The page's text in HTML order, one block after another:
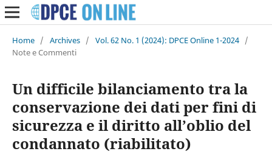
Home / Archives / Vol. 62 No. 1 (2024): DPCE Online 1-2024 /
Note e Commenti
Un difficile bilanciamento tra la
conservazione dei dati per fini di
sicurezza e il diritto all’oblio del
condannato (riabilitato)